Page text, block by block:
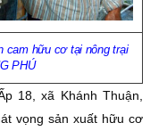
cam hữu cơ tại nông trại
PHÚ
18, xã Khánh Thuận,
vọng sản xuất hữu cơ